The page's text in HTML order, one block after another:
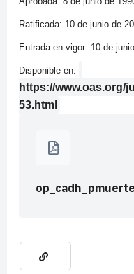
Ratificada: 10 de junio de
Entrada en vigor: 10 de
Disponible en:
https://www.oas.org/
53.html